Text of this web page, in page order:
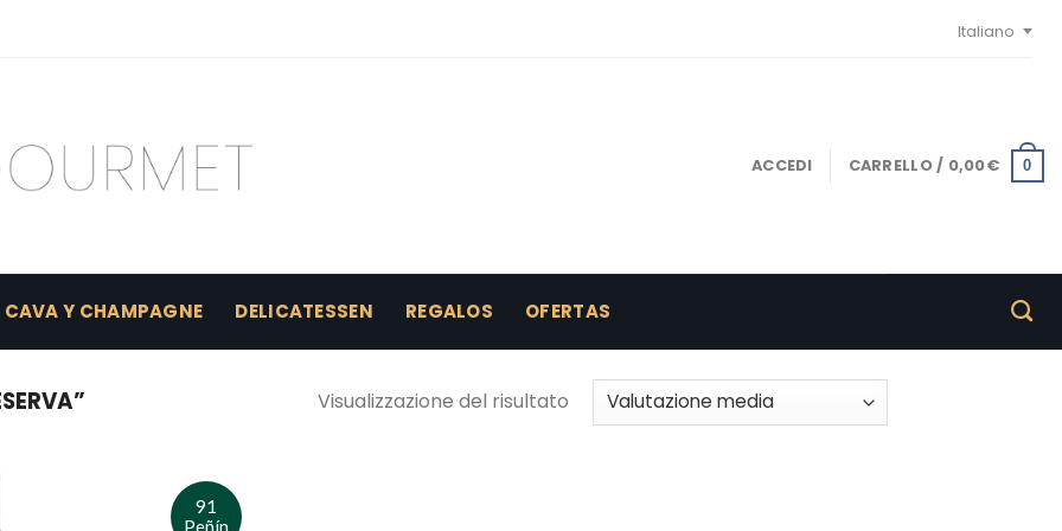
Italiano
ACCEDI CARRELLO / 0,00€ 0
CAVA Y CHAMPAGNE DELICATESSEN REGALOS OFERTAS
Visualizzazione del risultato
91
Peñín